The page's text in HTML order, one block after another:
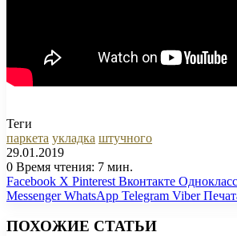
Теги
паркета укладка штучного
29.01.2019
0 Время чтения: 7 мин.
Facebook X Pinterest Вконтакте
Messenger WhatsApp Telegram Viber
ПОХОЖИЕ СТАТЬИ